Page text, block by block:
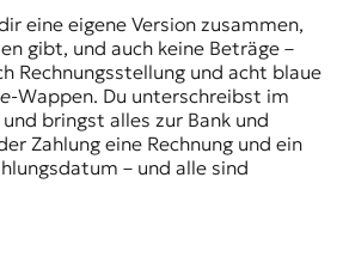
eine eigene Version zusammen,
gibt, und auch keine Beträge –
Rechnungsstellung und acht blaue
-Wappen. Du unterschreibst im
und bringst alles zur Bank und
Zahlung eine Rechnung und ein
– und alle sind